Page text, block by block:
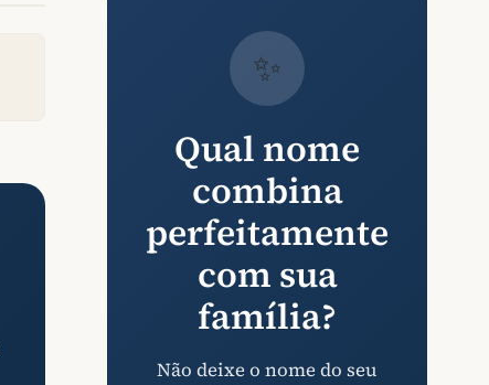
✨
Qual nome
combina
perfeitamente
com sua
família?
Não deixe o nome do seu